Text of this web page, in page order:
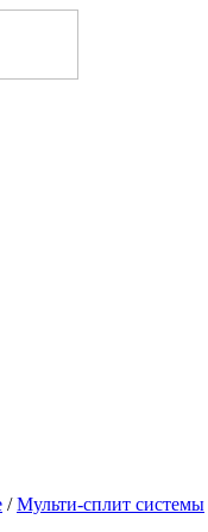
/Мульти-сплит системы